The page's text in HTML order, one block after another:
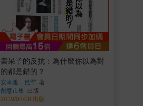
書呆子的反抗：為什麼你以為對
的都是錯的？
安卓雅．芭罕 著
創意市集 出版
2019/08/08 出版